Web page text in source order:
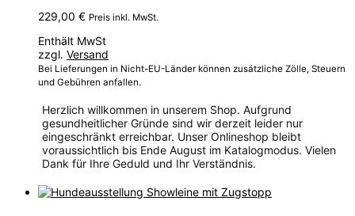
229,00 € Preis inkl. MwSt.
Enthält MwSt
zzgl. Versand
Bei Lieferungen in Nicht-EU-Länder können zusätzliche Zölle, Steuern
und Gebühren anfallen.
Herzlich willkommen in unserem Shop. Aufgrund
gesundheitlicher Gründe sind wir derzeit leider nur
eingeschränkt erreichbar. Unser Onlineshop bleibt
voraussichtlich bis Ende August im Katalogmodus. Vielen
Dank für Ihre Geduld und Ihr Verständnis.
Dieses